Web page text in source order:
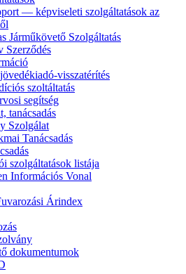
— képviseleti szolgáltatások az
Járműkövető Szolgáltatás
Szerződés
visszatérítés
szoltáltatás
segítség
tanácsadás
Szolgálat
Tanácsadás
szolgáltatások listája
Információs Vonal
Árindex
dokumentumok